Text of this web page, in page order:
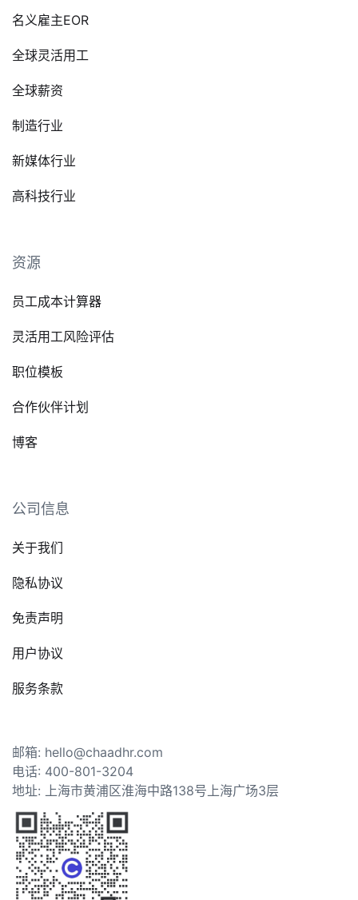
名义雇主EOR
全球灵活用工
全球薪资
制造行业
新媒体行业
高科技行业
资源
员工成本计算器
灵活用工风险评估
职位模板
合作伙伴计划
博客
公司信息
关于我们
隐私协议
免责声明
用户协议
服务条款
邮箱: hello@chaadhr.com
电话: 400-801-3204
地址: 上海市黄浦区淮海中路138号上海广场3层